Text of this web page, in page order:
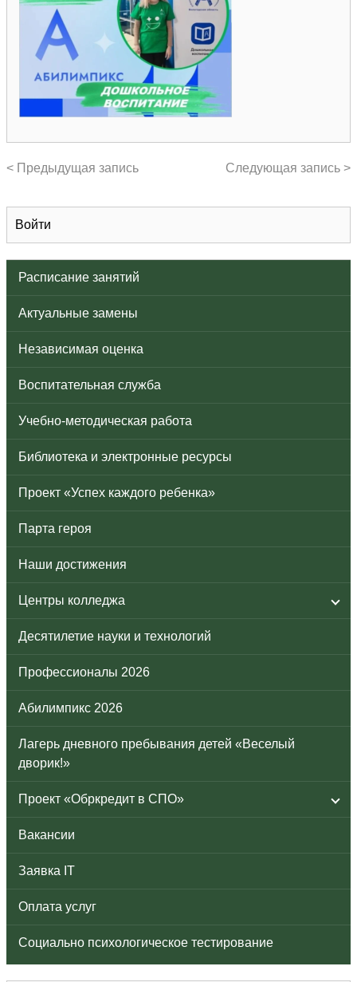
Войти
Расписание занятий
Актуальные замены
Независимая оценка
Воспитательная служба
Учебно-методическая работа
Библиотека и электронные ресурсы
Проект «Успех каждого ребенка»
Парта героя
Наши достижения
Центры колледжа
Десятилетие науки и технологий
Профессионалы 2026
Абилимпикс 2026
Лагерь дневного пребывания детей «Веселый
дворик!»
Проект «Обркредит в СПО»
Вакансии
Заявка IT
Оплата услуг
Социально психологическое тестирование
< Предыдущая запись Следующая запись >